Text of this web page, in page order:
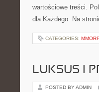
wartościowe treści.
dla Każdego. Na
CATEGORIES:
LUKSUS I
POSTED BY ADMIN